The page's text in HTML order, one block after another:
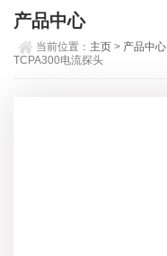
产品中心
当前位置： 主页 > 产品中心
TCPA300电流探头